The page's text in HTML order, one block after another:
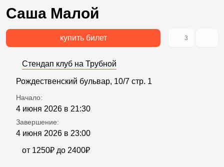
Саша Малой
купить билет 3
Стендап клуб на Трубной
Рождественский бульвар, 10/7 стр. 1
Начало:
4 июня 2026 в 21:30
Завершение:
4 июня 2026 в 23:00
от 1250₽ до 2400₽